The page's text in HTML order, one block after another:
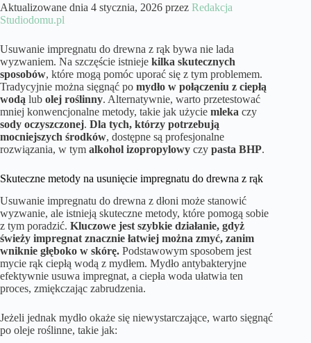
Aktualizowane dnia 4 stycznia, 2026 przez Redakcja
Studiodomu.pl
Usuwanie impregnatu do drewna z rąk bywa nie lada
wyzwaniem. Na szczęście istnieje kilka skutecznych
sposobów, które mogą pomóc uporać się z tym problemem.
Tradycyjnie można sięgnąć po mydło w połączeniu z ciepłą
wodą lub olej roślinny. Alternatywnie, warto przetestować
mniej konwencjonalne metody, takie jak użycie mleka czy
sody oczyszczonej. Dla tych, którzy potrzebują
mocniejszych środków, dostępne są profesjonalne
rozwiązania, w tym alkohol izopropylowy czy pasta BHP.
Skuteczne metody na usunięcie impregnatu do drewna z rąk
Usuwanie impregnatu do drewna z dłoni może stanowić
wyzwanie, ale istnieją skuteczne metody, które pomogą sobie
z tym poradzić. Kluczowe jest szybkie działanie, gdyż
świeży impregnat znacznie łatwiej można zmyć, zanim
wniknie głęboko w skórę. Podstawowym sposobem jest
mycie rąk ciepłą wodą z mydłem. Mydło antybakteryjne
efektywnie usuwa impregnat, a ciepła woda ułatwia ten
proces, zmiękczając zabrudzenia.
Jeżeli jednak mydło okaże się niewystarczające, warto sięgnąć
po oleje roślinne, takie jak: